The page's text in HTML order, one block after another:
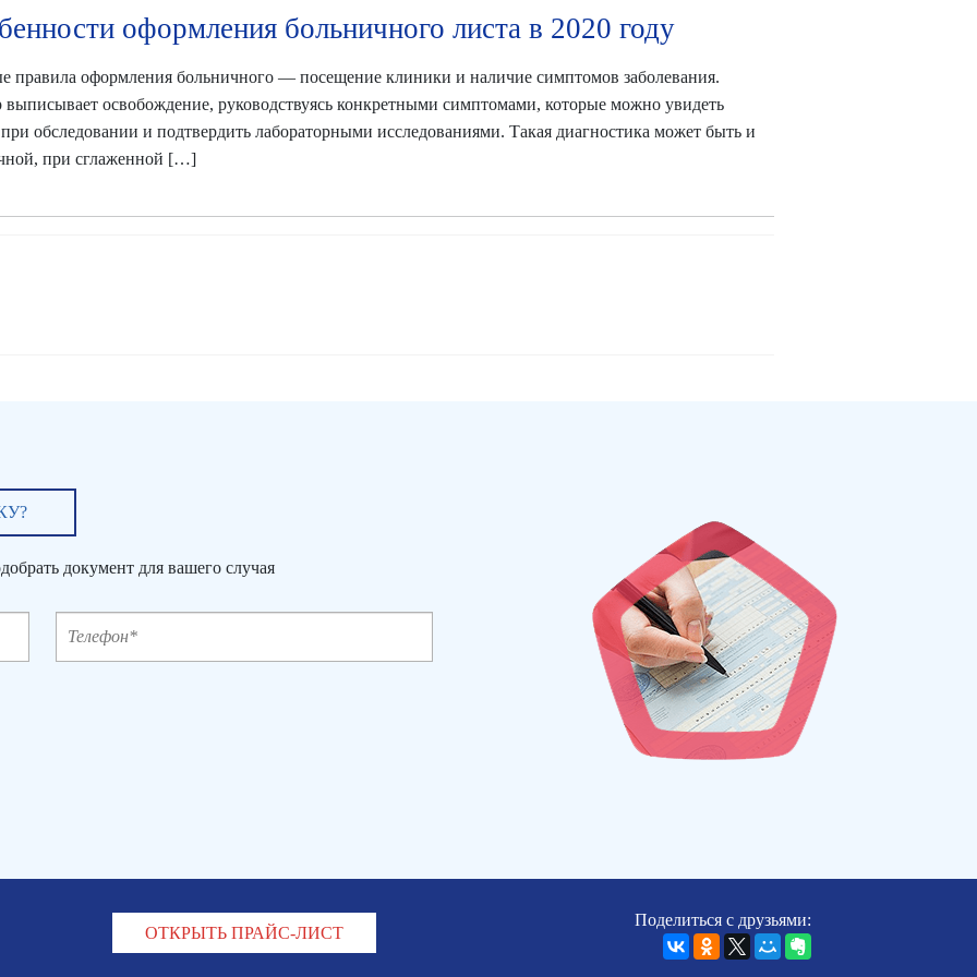
оформления больничного листа в 2020 году
правила оформления больничного — посещение клиники и наличие симптомов заболевания.
выписывает освобождение, руководствуясь конкретными симптомами, которые можно увидеть
при обследовании и подтвердить лабораторными исследованиями. Такая диагностика может быть и
при сглаженной […]
документ для вашего случая
ОТКРЫТЬ ПРАЙС-ЛИСТ
Поделиться с друзьями: